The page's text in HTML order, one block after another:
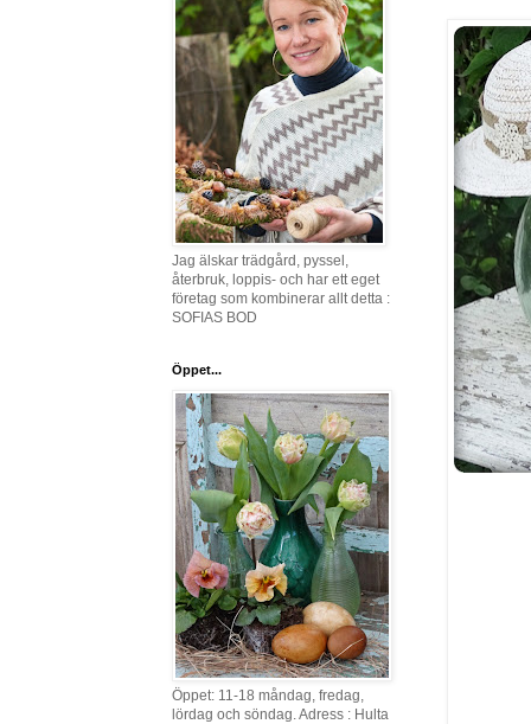
Jag älskar trädgård, pyssel,
återbruk, loppis- och har ett eget
företag som kombinerar allt detta :
SOFIAS BOD
Öppet...
Öppet: 11-18 måndag, fredag,
lördag och söndag. Adress : Hulta